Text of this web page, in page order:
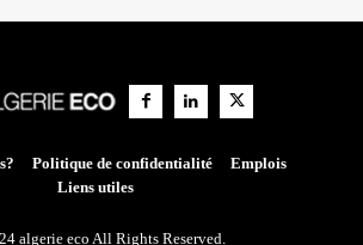
Politique de confidentialité
Emplois
Liens utiles
algerie eco All Rights Reserved.